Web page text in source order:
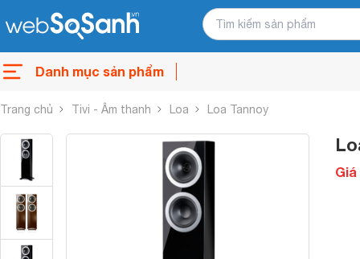
Danh mục sản phẩm
Trang chủ Tivi - Âm thanh Loa Loa Tannoy
Giá